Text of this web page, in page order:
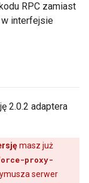
RPC zamiast
w interfejsie
2.0.2 adaptera
masz już
proxy-
serwer